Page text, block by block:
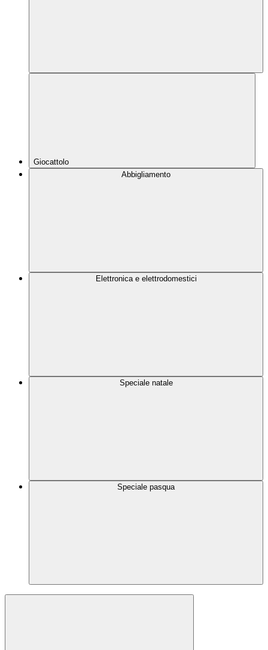
Giocattolo
Abbigliamento
Elettronica e elettrodomestici
Speciale natale
Speciale pasqua